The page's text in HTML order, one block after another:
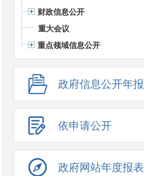
财政信息公开
重大会议
重点领域信息公开
政府信息公开年报
依申请公开
政府网站年度报表